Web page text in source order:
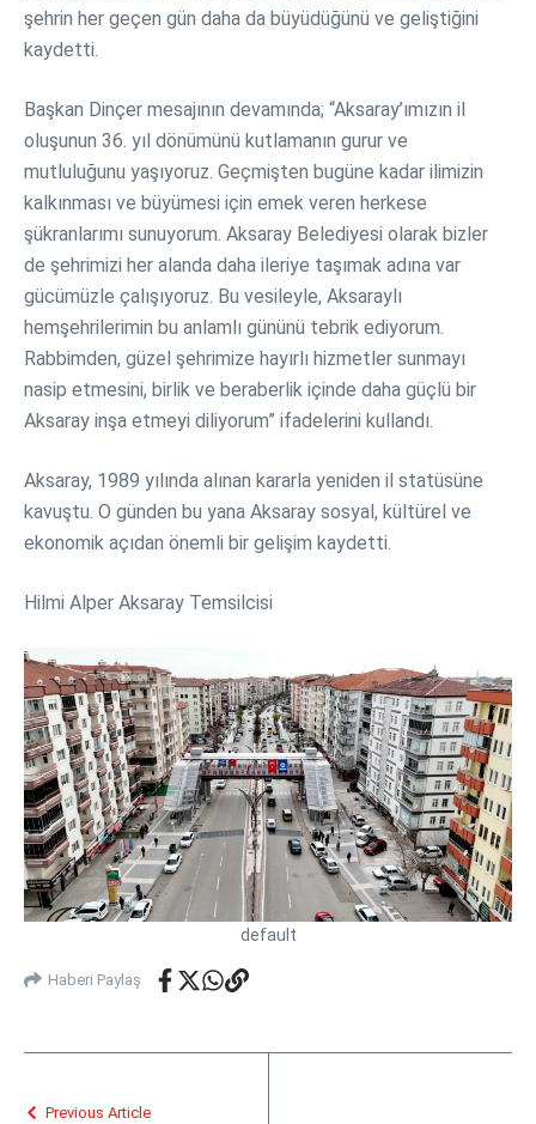
şehrin her geçen gün daha da büyüdüğünü ve geliştiğini
kaydetti.
Başkan Dinçer mesajının devamında; “Aksaray’ımızın il
oluşunun 36. yıl dönümünü kutlamanın gurur ve
mutluluğunu yaşıyoruz. Geçmişten bugüne kadar ilimizin
kalkınması ve büyümesi için emek veren herkese
şükranlarımı sunuyorum. Aksaray Belediyesi olarak bizler
de şehrimizi her alanda daha ileriye taşımak adına var
gücümüzle çalışıyoruz. Bu vesileyle, Aksaraylı
hemşehrilerimin bu anlamlı gününü tebrik ediyorum.
Rabbimden, güzel şehrimize hayırlı hizmetler sunmayı
nasip etmesini, birlik ve beraberlik içinde daha güçlü bir
Aksaray inşa etmeyi diliyorum” ifadelerini kullandı.
Aksaray, 1989 yılında alınan kararla yeniden il statüsüne
kavuştu. O günden bu yana Aksaray sosyal, kültürel ve
ekonomik açıdan önemli bir gelişim kaydetti.
Hilmi Alper Aksaray Temsilcisi
default
Haberi Paylaş
Previous Article